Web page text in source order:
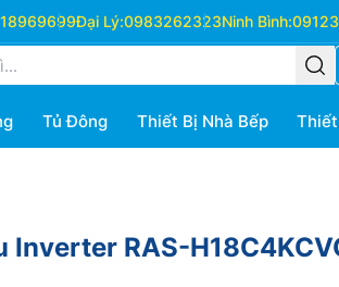
Đại Lý:0983262323Ninh Bình:
Tủ Đông Thiết Bị Nhà Bếp
Inverter RAS-